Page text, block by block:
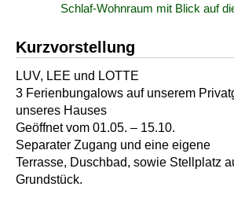
Schlaf-Wohnraum mit Blick auf
Kurzvorstellung
LUV, LEE und LOTTE
3 Ferienbungalows auf unserem
unseres Hauses
Geöffnet vom 01.05. – 15.10.
Separater Zugang und eine eigene
Terrasse, Duschbad, sowie Stellplatz
Grundstück.